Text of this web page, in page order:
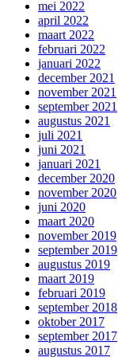
mei 2022
april 2022
maart 2022
februari 2022
januari 2022
december 2021
november 2021
september 2021
augustus 2021
juli 2021
juni 2021
januari 2021
december 2020
november 2020
juni 2020
maart 2020
november 2019
september 2019
augustus 2019
maart 2019
februari 2019
september 2018
oktober 2017
september 2017
augustus 2017